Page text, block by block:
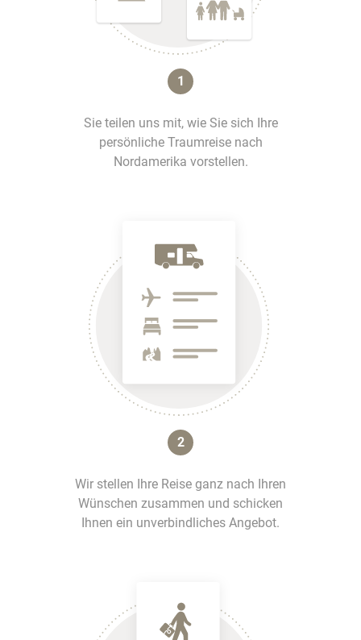
1
Sie teilen uns mit, wie Sie sich Ihre
persönliche Traumreise nach
Nordamerika vorstellen.
2
Wir stellen Ihre Reise ganz nach Ihren
Wünschen zusammen und schicken
Ihnen ein unverbindliches Angebot.